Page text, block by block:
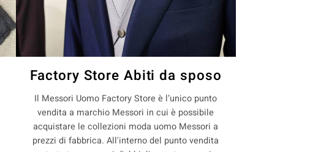
Factory Store Abiti da sposo
Il Messori Uomo Factory Store è l’unico punto
vendita a marchio Messori in cui è possibile
acquistare le collezioni moda uomo Messori a
prezzi di fabbrica. All'interno del punto vendita